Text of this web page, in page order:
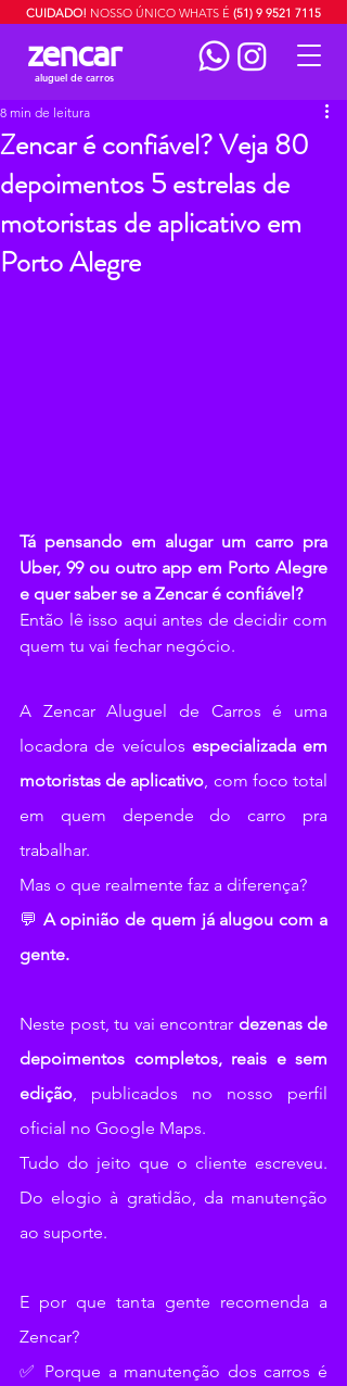
zencar
aluguel de carros
CUIDADO! NOSSO ÚNICO WHATS É (51) 9 9521 7115
Zencar é confiável? Veja 80
depoimentos 5 estrelas de
motoristas de aplicativo em
Porto Alegre
8 min de leitura
Tá pensando em alugar um carro pra
Uber, 99 ou outro app em Porto Alegre
e quer saber se a Zencar é confiável?
Então lê isso aqui antes de decidir com
quem tu vai fechar negócio.
A Zencar Aluguel de Carros é uma
locadora de veículos especializada em
motoristas de aplicativo, com foco total
em quem depende do carro pra
trabalhar.
Mas o que realmente faz a diferença?
💬 A opinião de quem já alugou com a
gente.
Neste post, tu vai encontrar dezenas de
depoimentos completos, reais e sem
edição, publicados no nosso perfil
oficial no Google Maps.
Tudo do jeito que o cliente escreveu.
Do elogio à gratidão, da manutenção
ao suporte.
E por que tanta gente recomenda a
Zencar?
✅ Porque a manutenção dos carros é